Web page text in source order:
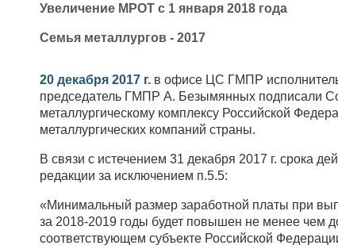
Увеличение МРОТ с 1 января 2018 года
Семья металлургов - 2017
20 декабря 2017 г. в офисе ЦС ГМПР
председатель ГМПР А. Безымянных подписали
металлургическому комплексу Российской
металлургических компаний страны.
В связи с истечением 31 декабря 2017 г. срока
редакции за исключением п.5.5:
«Минимальный размер заработной платы при
за 2018-2019 годы будет повышен не менее чем
соответствующем субъекте Российской